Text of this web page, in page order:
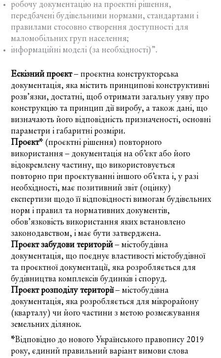
робочу документацію на проектні рішення,
передбачені будівельними нормами, стандартами і
правилами стосовно створення доступності для
маломобільних груп населення;
інформаційні моделі (за необхідності)”.
Ескізний проєкт– проєктна конструкторська
документація, яка містить принципові конструктивні
розв’язки, достатні, щоб отримати загальну уяву про
конструкцію та принцип дії виробу, а також дані, що
визначають його відповідність призначеності, основні
параметри і габаритні розміри.
Проєкт* (проєктні рішення) повторного
використання – документація на об’єкт або його
відокремлену частину, що використовується
повторно при проєктуванні іншого об’єкта і, у разі
необхідності, має позитивний звіт (оцінку)
експертизи щодо її відповідності вимогам будівельних
норм і правил та нормативних документів,
обов’язковість використання яких встановлено
законодавством, і має бути затверджена.
Проєкт забудови територій – містобудівна
документація, що поєднує властивості містобудівної
та проєктної документації, яка розробляється для
будівництва комплексів будинків і споруд.
Проєкт розподілу території– містобудівна
документація, яка розробляється для мікрорайону
(кварталу) чи його частини з метою розмежування
земельних ділянок.
*Відповідно до нового Українського правопису 2019
року, єдиний правильний варіант вимови слова